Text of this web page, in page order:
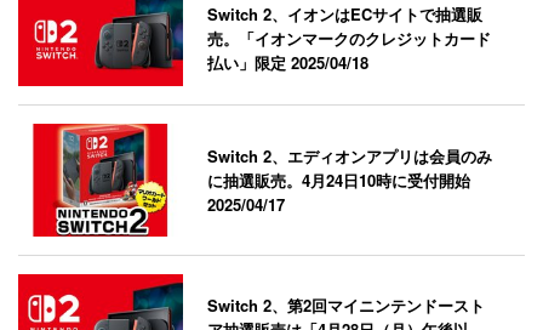
Switch 2、イオンはECサイトで抽選販
売。「イオンマークのクレジットカード
払い」限定2025/04/18
Switch 2、エディオンアプリは会員のみ
に抽選販売。4月24日10時に受付開始
2025/04/17
Switch 2、第2回マイニンテンドースト